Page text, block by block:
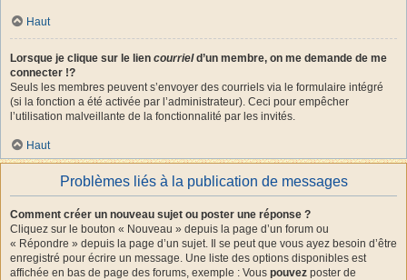
Haut
Lorsque je clique sur le lien courrield’un membre, on me demande de me
connecter !?
Seuls les membres peuvent s’envoyer des courriels via le formulaire intégré
(si la fonction a été activée par l’administrateur). Ceci pour empêcher
l’utilisation malveillante de la fonctionnalité par les invités.
Haut
Problèmes liés à la publication de messages
Comment créer un nouveau sujet ou poster une réponse ?
Cliquez sur le bouton « Nouveau » depuis la page d’un forum ou
« Répondre » depuis la page d’un sujet. Il se peut que vous ayez besoin d’être
enregistré pour écrire un message. Une liste des options disponibles est
affichée en bas de page des forums, exemple : Vous pouvez poster de